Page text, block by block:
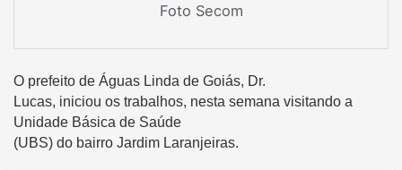
Foto Secom
O prefeito de Águas Linda de Goiás, Dr.
Lucas, iniciou os trabalhos, nesta semana visitando a
Unidade Básica de Saúde
(UBS) do bairro Jardim Laranjeiras.